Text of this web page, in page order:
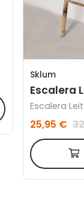
Sklum
Escalera
Escalera Leit
25,95 €